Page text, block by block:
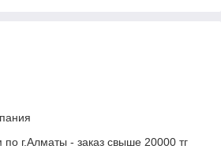
по г.Алматы - заказ свыше 20000 тг